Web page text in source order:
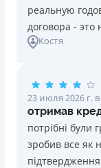
реальную
договора -
Костя
23 июля 2026 г.
отримав
потрібні були
зробив все як